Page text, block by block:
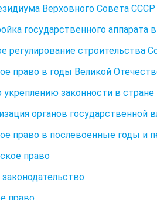
Верховного Совета
государственного
регулирование строительства
право в годы Великой
законности в стране
органов государственной
право в послевоенные годы и
право